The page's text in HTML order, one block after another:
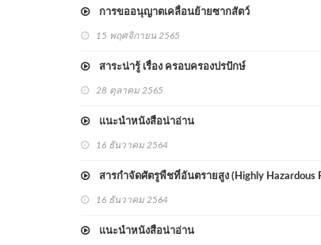
การขออนุญาตเคลื่อนย้ายซากสัตว์
15 พฤศจิกายน 2565
สาระน่ารู้ เรื่อง ครอบครองปรปักษ์
28 ตุลาคม 2565
แนะนำหนังสือน่าอ่าน
16 ธันวาคม 2564
สารกำจัดศัตรูพืชที่อันตรายสูง (Highly Hazardous
16 ธันวาคม 2564
แนะนำหนังสือน่าอ่าน